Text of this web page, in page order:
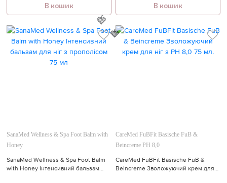
В кошик В кошик
SanaMed Wellness & Spa Foot Balm with
Honey
SanaMed Wellness & Spa Foot Balm
with Honey Інтенсивний бальзам
CareMed FuBFit Basische FuB &
Beincreme PH 8,0
CareMed FuBFit Basische FuB &
Beincreme Зволожуючий крем для
🍓